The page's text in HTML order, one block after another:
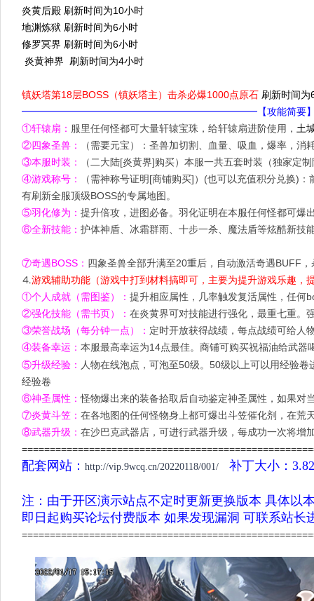
炎黄后殿 刷新时间为10小时
地渊炼狱 刷新时间为6小时
修罗冥界 刷新时间为6小时
炎黄神界 刷新时间为4小时
镇妖塔第18层BOSS（镇妖塔主）击杀必爆1000点原石 刷新时间为
━━━━━━━━━━━━━━━━━━━━━━━━【攻能简
①轩辕扇： 服里任何怪都可大量轩辕宝珠，给轩辕扇进阶使用， 土
②四象圣兽：
（需要元宝）：圣兽加切割、血量、吸血，爆率，消
③本服时装：
（二大陆[炎黄界]购买）本服一共五套时装（独家定
④游戏称号：
（需神称号证明[商铺购买]）(也可以充值积分兑换)
有刷新全服顶级BOSS的专属地图。
⑤羽化修为： 提升倍攻，进图必备。羽化证明在本服任何怪都可爆
⑥全新技能： 护体神盾、冰霜群雨、十步一杀、魔法盾等炫酷新技
⑦奇遇BOSS： 四象圣兽全部升满至20重后，自动激活奇遇BUFF
⒋游戏辅助功能（游戏中打到材料搞即可，主要为提升游戏乐趣，
①个人成就（需图鉴）： 提升相应属性，几率触发复活属性，任何
②强化技能（需书页）： 在炎黄界可对技能进行强化，最重七重。
③荣誉战场（每分钟一点）： 定时开放获得战绩，每点战绩可给人
④装备幸运： 本服最高幸运为14点最佳。商铺可购买祝福油给武
⑤升级经验： 人物在线泡点，可泡至50级。50级以上可以用经验
经验卷
⑥神圣属性：怪物爆出来的装备拾取后自动鉴定神圣属性，如果对
⑦炎黄斗笠： 在各地图的任何怪物身上都可爆出斗笠催化剂，在荒
⑧武器升级： 在沙巴克武器店，可进行武器升级，每成功一次将增
配套网站： http://vip.9wcq.cn/20220118/001/ 补丁大小：
注：由于开区演示站点不定时更新更换版本 具体以
即日起购买论坛付费版本 如果发现漏洞 可联系站长